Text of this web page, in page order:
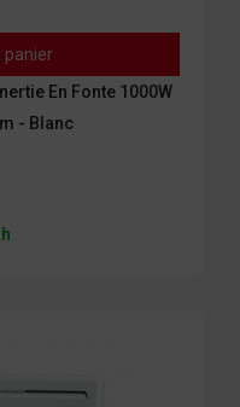
panier
En Fonte 1000W
- Blanc